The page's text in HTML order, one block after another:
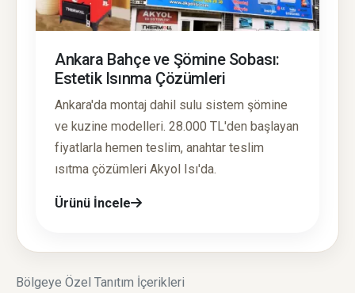
Ankara Bahçe ve Şömine Sobası:
Estetik Isınma Çözümleri
Ankara'da montaj dahil sulu sistem şömine
ve kuzine modelleri. 28.000 TL'den başlayan
fiyatlarla hemen teslim, anahtar teslim
ısıtma çözümleri Akyol Isı'da.
Ürünü İncele
Bölgeye Özel Tanıtım İçerikleri